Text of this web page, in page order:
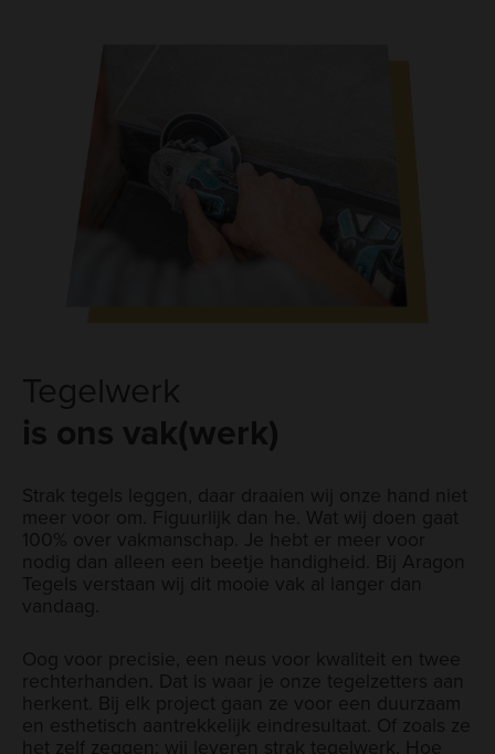
Tegelwerk
is ons vak(werk)
Strak tegels leggen, daar draaien wij onze hand niet
meer voor om. Figuurlijk dan he. Wat wij doen gaat
100% over vakmanschap. Je hebt er meer voor
nodig dan alleen een beetje handigheid. Bij Aragon
Tegels verstaan wij dit mooie vak al langer dan
vandaag.
Oog voor precisie, een neus voor kwaliteit en twee
rechterhanden. Dat is waar je onze tegelzetters aan
herkent. Bij elk project gaan ze voor een duurzaam
en esthetisch aantrekkelijk eindresultaat. Of zoals ze
het zelf zeggen: wij leveren strak tegelwerk. Hoe